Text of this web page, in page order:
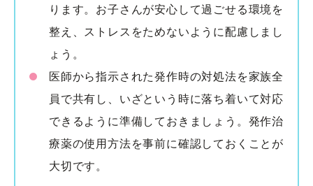
ります。お子さんが安心して過ごせる環境を
整え、ストレスをためないように配慮しまし
ょう。
医師から指示された発作時の対処法を家族全
員で共有し、いざという時に落ち着いて対応
できるように準備しておきましょう。発作治
療薬の使用方法を事前に確認しておくことが
大切です。